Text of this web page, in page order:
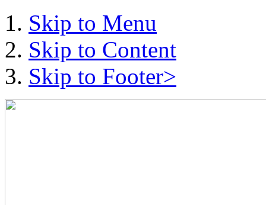
Skip to Menu
Skip to Content
Skip to Footer>